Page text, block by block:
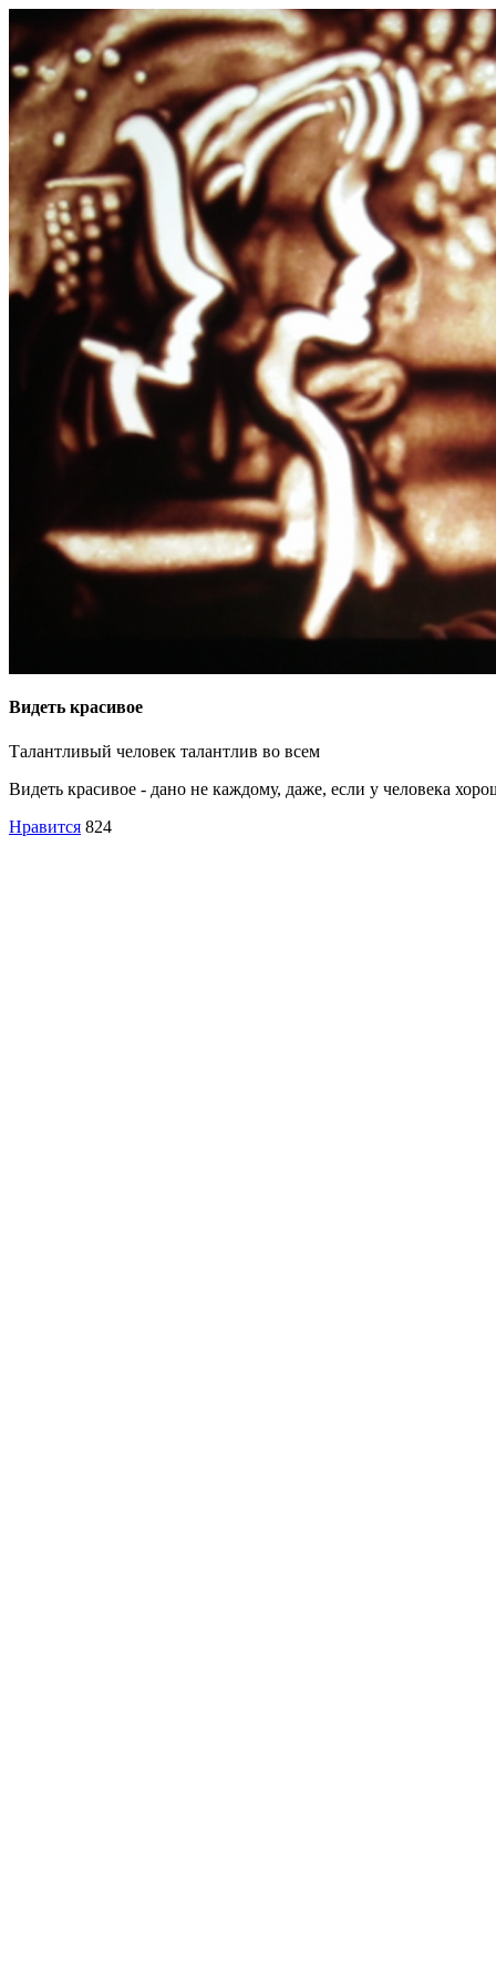
Видеть красивое
Талантливый человек талантлив во всем
Видеть красивое - дано не каждому, даже, если у человека
Нравится 824